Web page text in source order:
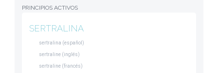
PRINCIPIOS ACTIVOS
SERTRALINA
sertralina (español)
sertraline (inglés)
sertraline (francés)